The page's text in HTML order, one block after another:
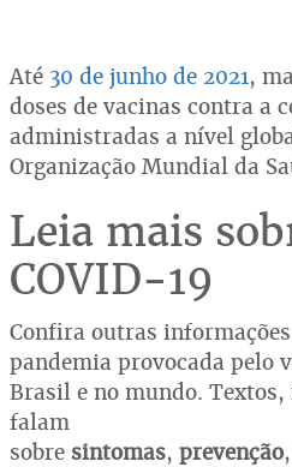
Até 30 de junho de 2021,
doses de vacinas contra a
administradas a nível
Organização Mundial da
Leia mais
COVID-19
Confira outras
pandemia provocada pelo
Brasil e no mundo.
falam
sobre sintomas, prevenção,